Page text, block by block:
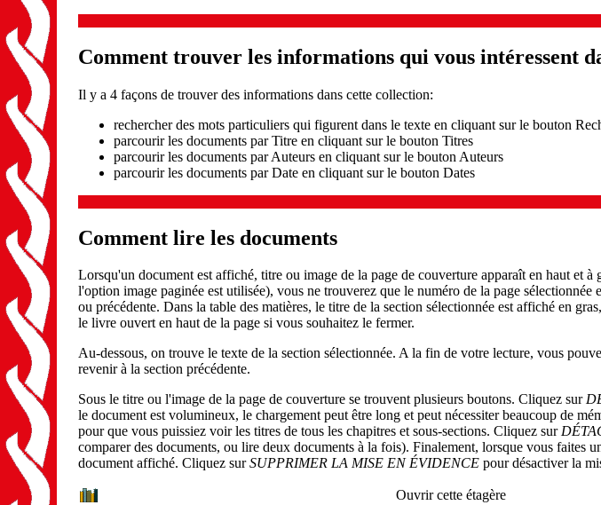
Comment trouver les informations qui vous intéressent
Il y a 4 façons de trouver des informations dans cette collection:
rechercher des mots particuliers qui figurent dans le texte en cliquant sur le bouton
parcourir les documents par Titre en cliquant sur le bouton Titres
parcourir les documents par Auteurs en cliquant sur le bouton Auteurs
parcourir les documents par Date en cliquant sur le bouton Dates
Comment lire les documents
Lorsqu'un document est affiché, titre ou image de la page de couverture apparaît en haut et
l'option image paginée est utilisée), vous ne trouverez que le numéro de la page
ou précédente. Dans la table des matières, le titre de la section sélectionnée est affiché en
le livre ouvert en haut de la page si vous souhaitez le fermer.
Au-dessous, on trouve le texte de la section sélectionnée. A la fin de votre lecture, vous
revenir à la section précédente.
Sous le titre ou l'image de la page de couverture se trouvent plusieurs boutons. Cliquez sur
le document est volumineux, le chargement peut être long et peut nécessiter beaucoup de
pour que vous puissiez voir les titres de tous les chapitres et sous-sections. Cliquez sur
comparer des documents, ou lire deux documents à la fois). Finalement, lorsque vous faites
document affiché. Cliquez surSUPPRIMER LA MISE EN ÉVIDENCE pour désactiver la
Ouvrir cette étagère